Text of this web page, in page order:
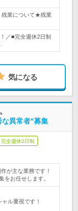
残業について★残業
／■完全週休2日制
気になる
な異常者"募集
完全週休2日制
が主な業務です！
をお任せします。
ル重視です！